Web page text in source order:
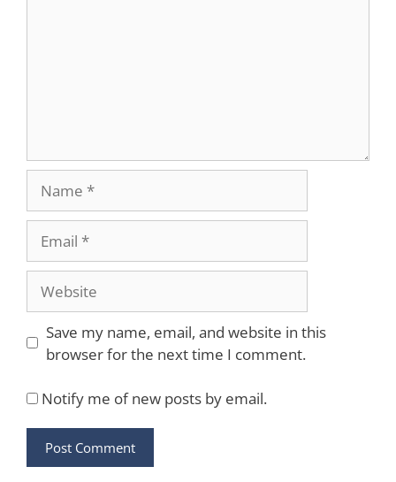
Website
Save my name, email, and website in this
browser for the next time I comment.
Notify me of new posts by email.